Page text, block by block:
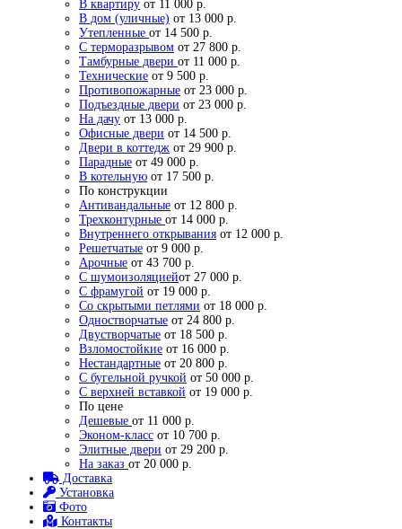
В квартиру от 11 000 р.
В дом (уличные) от 13 000 р.
Утепленные от 14 500 р.
С терморазрывом от 27 800 р.
Тамбурные двери от 11 000 р.
Технические от 9 500 р.
Противопожарные от 23 000 р.
Подъездные двери от 23 000 р.
На дачу от 13 000 р.
Офисные двери от 14 500 р.
Двери в коттедж от 29 900 р.
Парадные от 49 000 р.
В котельную от 17 500 р.
По конструкции
Антивандальные от 12 800 р.
Трехконтурные от 14 000 р.
Внутреннего открывания от 12 000 р.
Решетчатые от 9 000 р.
Арочные от 43 700 р.
С шумоизоляциейот 27 000 р.
С фрамугой от 19 000 р.
Со скрытыми петлями от 18 000 р.
Одностворчатые от 24 800 р.
Двустворчатые от 18 500 р.
Взломостойкие от 16 000 р.
Нестандартные от 20 800 р.
С бугельной ручкой от 50 000 р.
С верхней вставкой от 19 000 р.
По цене
Дешевые от 11 000 р.
Эконом-класс от 10 700 р.
Элитные двери от 29 200 р.
На заказ от 20 000 р.
Доставка
Установка
Фото
Контакты